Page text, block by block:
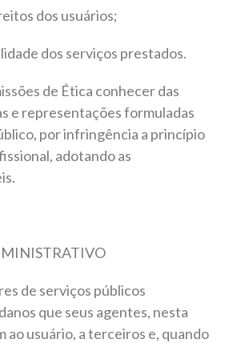
dos usuários;
dos serviços prestados.
de Ética conhecer das
e representações formuladas
por infringência a princípio
adotando as
de serviços públicos
que seus agentes, nesta
ao usuário, a terceiros e, quando